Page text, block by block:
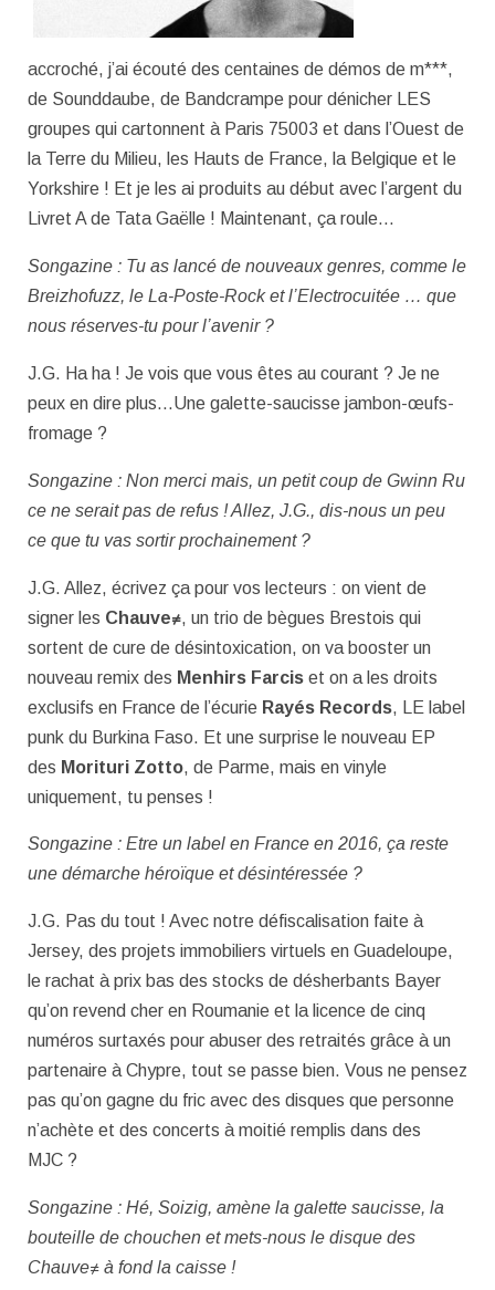
accroché, j’ai écouté des centaines de démos de m***,
de Sounddaube, de Bandcrampe pour dénicher LES
groupes qui cartonnent à Paris 75003 et dans l’Ouest de
la Terre du Milieu, les Hauts de France, la Belgique et le
Yorkshire ! Et je les ai produits au début avec l’argent du
Livret A de Tata Gaëlle ! Maintenant, ça roule…
Songazine : Tu as lancé de nouveaux genres, comme le
Breizhofuzz, le La-Poste-Rock et l’Electrocuitée … que
nous réserves-tu pour l’avenir ?
J.G. Ha ha ! Je vois que vous êtes au courant ? Je ne
peux en dire plus…Une galette-saucisse jambon-œufs-
fromage ?
Songazine : Non merci mais, un petit coup de Gwinn Ru
ce ne serait pas de refus ! Allez, J.G., dis-nous un peu
ce que tu vas sortir prochainement ?
J.G. Allez, écrivez ça pour vos lecteurs : on vient de
signer les Chauve≠, un trio de bègues Brestois qui
sortent de cure de désintoxication, on va booster un
nouveau remix des Menhirs Farcis et on a les droits
exclusifs en France de l’écurie Rayés Records, LE label
punk du Burkina Faso. Et une surprise le nouveau EP
des Morituri Zotto, de Parme, mais en vinyle
uniquement, tu penses !
Songazine : Etre un label en France en 2016, ça reste
une démarche héroïque et désintéressée ?
J.G. Pas du tout ! Avec notre défiscalisation faite à
Jersey, des projets immobiliers virtuels en Guadeloupe,
le rachat à prix bas des stocks de désherbants Bayer
qu’on revend cher en Roumanie et la licence de cinq
numéros surtaxés pour abuser des retraités grâce à un
partenaire à Chypre, tout se passe bien. Vous ne pensez
pas qu’on gagne du fric avec des disques que personne
n’achète et des concerts à moitié remplis dans des
MJC ?
Songazine : Hé, Soizig, amène la galette saucisse, la
bouteille de chouchen et mets-nous le disque des
Chauve≠ à fond la caisse !